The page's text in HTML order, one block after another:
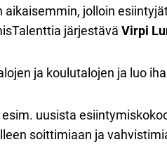
jolloin
järjestävä Virpi
ja koulutalojen ja luo
uusista
soittimiaan ja